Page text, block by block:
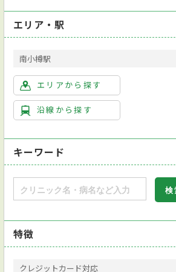
エリア・駅
南小樽駅
エリアから探す
沿線から探す
キーワード
特徴
クレジットカード対応